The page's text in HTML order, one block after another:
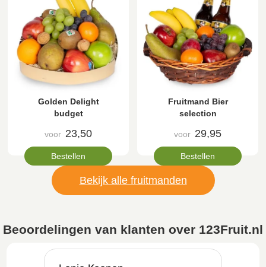
Golden Delight
budget
voor 23,50
Bestellen
Fruitmand Bier
selection
voor 29,95
Bestellen
Bekijk alle fruitmanden
Beoordelingen van klanten over 123Fruit.nl